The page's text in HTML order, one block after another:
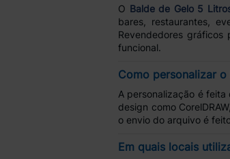
O Balde de Gelo 5
bares, restaurantes,
Revendedores gráficos
funcional.
Como personalizar o
A personalização é feita
design como
o envio do arquivo é
Em quais locais